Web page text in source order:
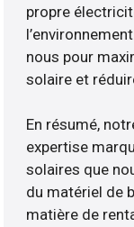
propre
nous pour
solaire et
En résumé,
expertise
solaires que
du matériel de
matière de